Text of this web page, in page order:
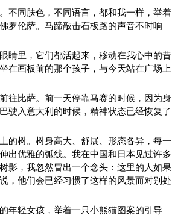
不同肤色，不同语言，都和我一样，举着
罗伦萨。马蹄敲击石板路的声音不时响
睛里，它们都活起来，移动在我心中的昔
在画板前的那个孩子，与今天站在广场上
往比萨。前一天停靠马赛的时候，因为身
驶入意大利的时候，精神状态已经恢复了
的树。树身高大、舒展、形态各异，每一
出优雅的弧线。我在中国和日本见过许多
影，我忽然冒出一个念头：这里的人如果
，他们会已经习惯了这样的风景而对别处
年轻女孩，举着一只小熊猫图案的引导